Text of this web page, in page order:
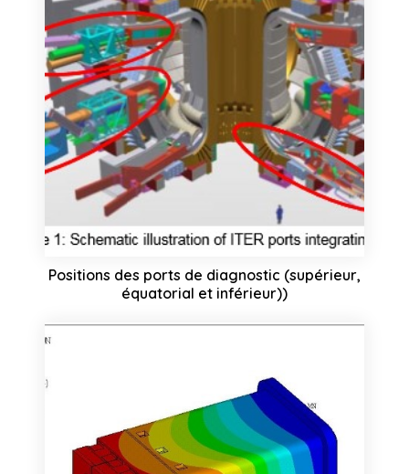
Positions des ports de diagnostic (supérieur,
équatorial et inférieur))